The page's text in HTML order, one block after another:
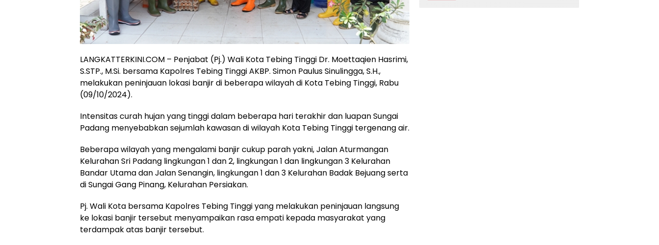
LANGKATTERKINI.COM – Penjabat (Pj.) Wali Kota Tebing Tinggi Dr. Moettaqien Hasrimi,
S.STP., M.Si. bersama Kapolres Tebing Tinggi AKBP. Simon Paulus Sinulingga, S.H.,
melakukan peninjauan lokasi banjir di beberapa wilayah di Kota Tebing Tinggi, Rabu
(09/10/2024).
Intensitas curah hujan yang tinggi dalam beberapa hari terakhir dan luapan Sungai
Padang menyebabkan sejumlah kawasan di wilayah Kota Tebing Tinggi tergenang air.
Beberapa wilayah yang mengalami banjir cukup parah yakni, Jalan Aturmangan
Kelurahan Sri Padang lingkungan 1 dan 2, lingkungan 1 dan lingkungan 3 Kelurahan
Bandar Utama dan Jalan Senangin, lingkungan 1 dan 3 Kelurahan Badak Bejuang serta
di Sungai Gang Pinang, Kelurahan Persiakan.
Pj. Wali Kota bersama Kapolres Tebing Tinggi yang melakukan peninjauan langsung
ke lokasi banjir tersebut menyampaikan rasa empati kepada masyarakat yang
terdampak atas banjir tersebut.